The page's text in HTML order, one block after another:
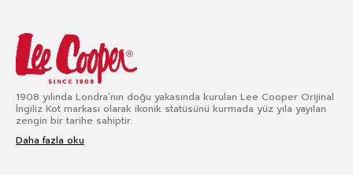
1908 yılında Londra’nın doğu yakasında kurulan Lee Cooper Orijinal
İngiliz Kot markası olarak ikonik statüsünü kurmada yüz yıla yayılan
zengin bir tarihe sahiptir.
Daha fazla oku